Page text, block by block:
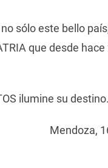
sólo este bello
que desde
ilumine su destino.
Mendoza,